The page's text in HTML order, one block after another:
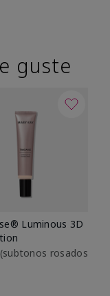
guste
Luminous 3D
rosados